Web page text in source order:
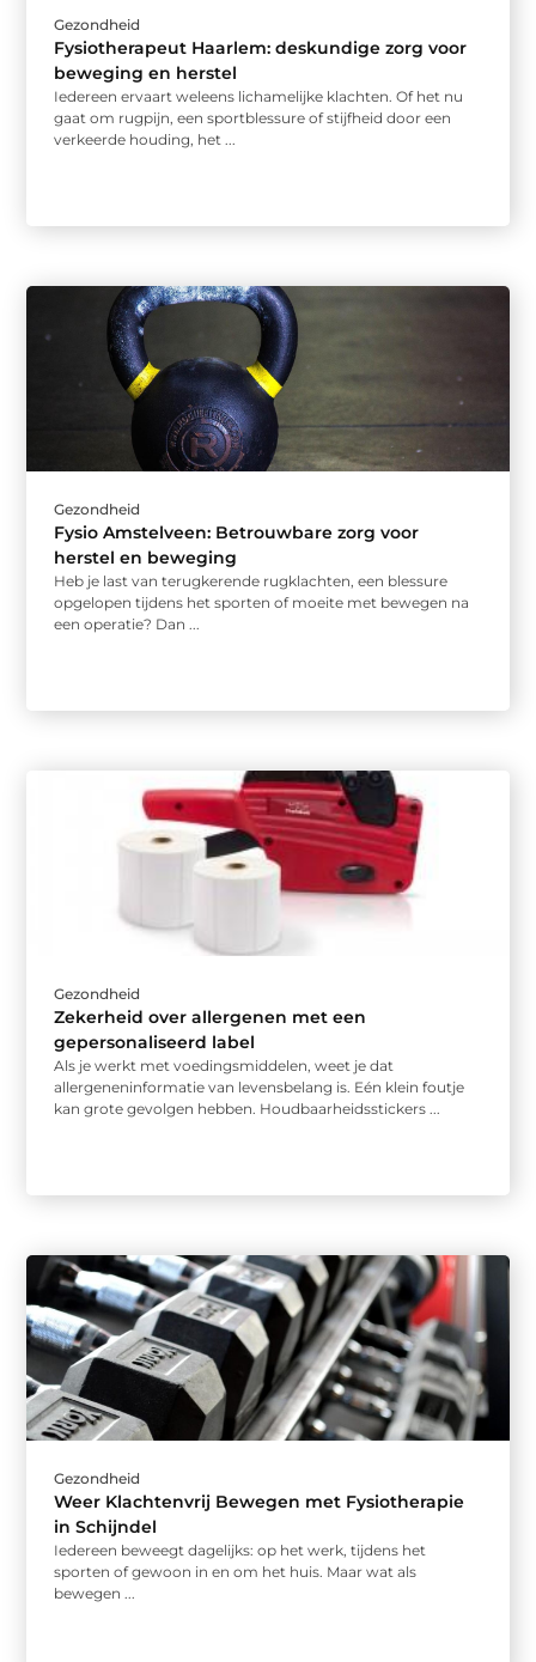
Gezondheid
Fysiotherapeut Haarlem: deskundige zorg voor
beweging en herstel
Iedereen ervaart weleens lichamelijke klachten. Of het nu
gaat om rugpijn, een sportblessure of stijfheid door een
verkeerde houding, het ...
Gezondheid
Fysio Amstelveen: Betrouwbare zorg voor
herstel en beweging
Heb je last van terugkerende rugklachten, een blessure
opgelopen tijdens het sporten of moeite met bewegen na
een operatie? Dan ...
Gezondheid
Zekerheid over allergenen met een
gepersonaliseerd label
Als je werkt met voedingsmiddelen, weet je dat
allergeneninformatie van levensbelang is. Eén klein foutje
kan grote gevolgen hebben. Houdbaarheidsstickers ...
Gezondheid
Weer Klachtenvrij Bewegen met Fysiotherapie
in Schijndel
Iedereen beweegt dagelijks: op het werk, tijdens het
sporten of gewoon in en om het huis. Maar wat als
bewegen ...